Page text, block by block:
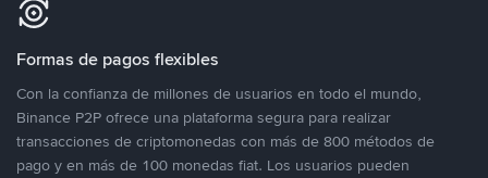
Formas de pagos flexibles
Con la confianza de millones de usuarios en todo el mundo,
Binance P2P ofrece una plataforma segura para realizar
transacciones de criptomonedas con más de 800 métodos de
pago y en más de 100 monedas fiat. Los usuarios pueden